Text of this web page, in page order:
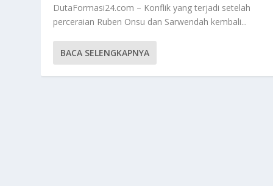
DutaFormasi24.com – Konflik yang terjadi setelah
perceraian Ruben Onsu dan Sarwendah kembali...
BACA SELENGKAPNYA